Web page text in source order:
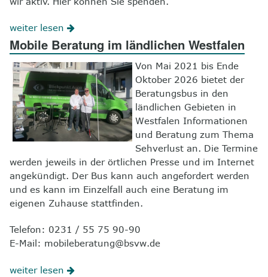
weiter lesen
Mobile Beratung im ländlichen Westfalen
Von Mai 2021 bis Ende
Oktober 2026 bietet der
Beratungsbus in den
ländlichen Gebieten in
Westfalen Informationen
und Beratung zum Thema
Sehverlust an. Die Termine
werden jeweils in der örtlichen Presse und im Internet
angekündigt. Der Bus kann auch angefordert werden
und es kann im Einzelfall auch eine Beratung im
eigenen Zuhause stattfinden.
Telefon: 0231 / 55 75 90-90
E-Mail: mobileberatung@bsvw.de
weiter lesen